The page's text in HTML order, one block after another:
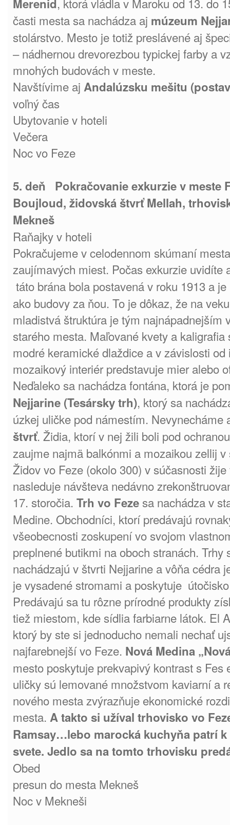
Merenid
časti mesta sa nachádza aj múzeum
stolárstvo. Mesto je totiž preslávené aj
– nádhernou drevorezbou typickej farby a
mnohých budovách v meste.
Navštívime aj Andalúzsku mešitu
voľný čas
Ubytovanie v hoteli
Večera
Noc vo Feze
5. deň Pokračovanie exkurzie v meste
Boujloud, židovská štvrť Mellah,
Mekneš
Raňajky v hoteli
Pokračujeme v celodennom skúmaní
zaujímavých miest. Počas exkurzie uvidíte
táto brána bola postavená v roku 1913 a
ako budovy za ňou. To je dôkaz, že na
mladistvá štruktúra je tým najnápadnejším
starého mesta. Maľované kvety a
modré keramické dlaždice a v závislosti
mozaikový interiér predstavuje mier alebo
Neďaleko sa nachádza fontána, ktorá je
Nejjarine (Tesársky trh), ktorý sa
úzkej uličke pod námestím. Nevynecháme
štvrť. Židia, ktorí v nej žili boli pod
zaujme najmä balkónmi a mozaikou zellij
Židov vo Feze (okolo 300) v súčasnosti
nasleduje návšteva nedávno
17. storočia. Trh vo Feze sa nachádza v
Medine. Obchodníci, ktorí predávajú
všeobecnosti zoskupení vo svojom
preplnené butikmi na oboch stranách. Trhy
nachádzajú v štvrti Nejjarine a vôňa cédra
je vysadené stromami a poskytuje
Predávajú sa tu rôzne prírodné produkty
tiež miestom, kde sídlia farbiarne látok. El
ktorý by ste si jednoducho nemali nechať
najfarebnejší vo Feze. Nová Medina
mesto poskytuje prekvapivý kontrast s Fes
uličky sú lemované množstvom kaviarní a
nového mesta zvýrazňuje ekonomické
mesta. A takto si užíval trhovisko vo
Ramsay…lebo marocká kuchyňa patrí
svete. Jedlo sa na tomto trhovisku
Obed
presun do mesta Mekneš
Noc v Mekneši